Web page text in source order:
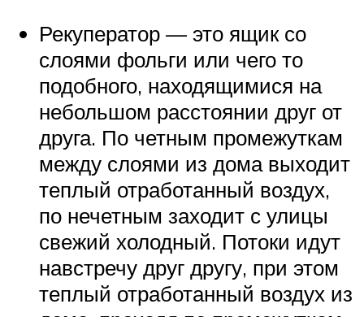
Рекуператор — это ящик со
слоями фольги или чего то
подобного, находящимися на
небольшом расстоянии друг от
друга. По четным промежуткам
между слоями из дома выходит
теплый отработанный воздух,
по нечетным заходит с улицы
свежий холодный. Потоки идут
навстречу друг другу, при этом
теплый отработанный воздух из